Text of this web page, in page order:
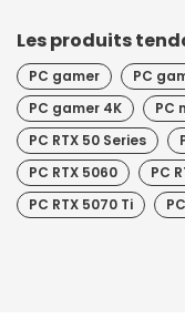
Les produits
PC gamer PC
PC gamer 4K
PC
PC RTX 50 Series
PC RTX 5060
PC
PC RTX 5070 Ti